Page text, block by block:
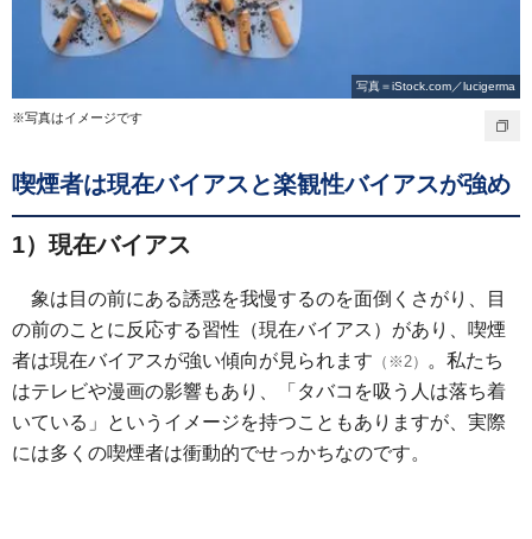
写真＝iStock.com／lucigerma
※写真はイメージです
喫煙者は現在バイアスと楽観性バイアスが強め
1）現在バイアス
象は目の前にある誘惑を我慢するのを面倒くさがり、目
の前のことに反応する習性（現在バイアス）があり、喫煙
者は現在バイアスが強い傾向が見られます （※2）
。私たち
はテレビや漫画の影響もあり、「タバコを吸う人は落ち着
いている」というイメージを持つこともありますが、実際
には多くの喫煙者は衝動的でせっかちなのです。